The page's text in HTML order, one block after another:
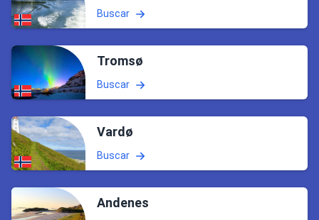
Buscar
Tromsø
Buscar
Vardø
Buscar
Andenes